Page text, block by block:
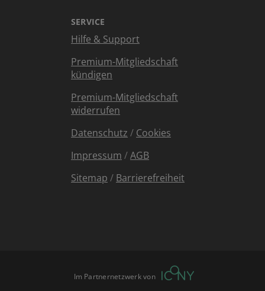
SERVICE
Hilfe & Support
Premium-Mitgliedschaft
kündigen
Premium-Mitgliedschaft
widerrufen
Datenschutz / Cookies
Impressum /AGB
Sitemap / Barrierefreiheit
Im Partnernetzwerk von